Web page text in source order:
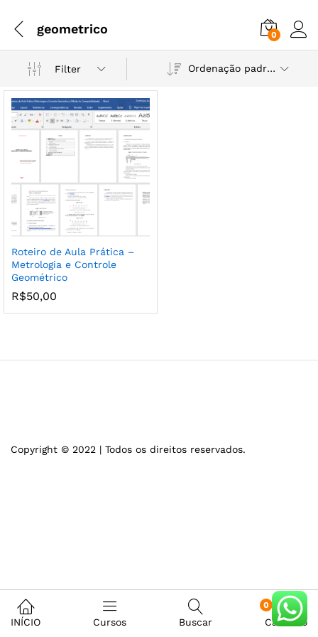
geometrico 0
Filter Ordenação padrão
Roteiro de Aula Prática –
Metrologia e Controle
Geométrico
R$50,00
Copyright © 2022 | Todos os direitos reservados.
INÍCIO Cursos Buscar
0
Carrinho